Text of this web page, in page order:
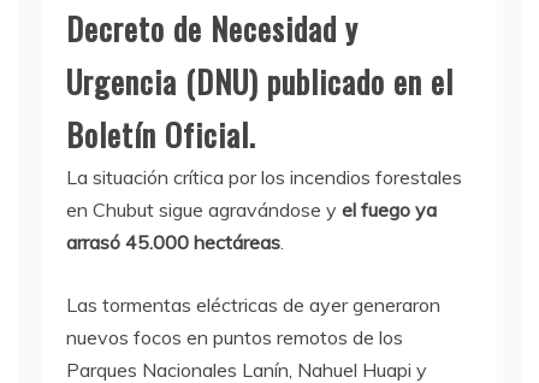
Decreto de Necesidad y
Urgencia (DNU) publicado en el
Boletín Oficial.
La situación crítica por los incendios forestales
en Chubut sigue agravándose y el fuego ya
arrasó 45.000 hectáreas.
Las tormentas eléctricas de ayer generaron
nuevos focos en puntos remotos de los
Parques Nacionales Lanín, Nahuel Huapi y